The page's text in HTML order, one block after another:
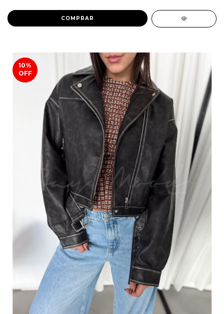
COMPRAR
10%
OFF